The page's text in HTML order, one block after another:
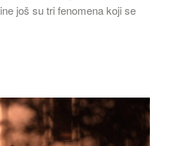
još su tri fenomena koji se